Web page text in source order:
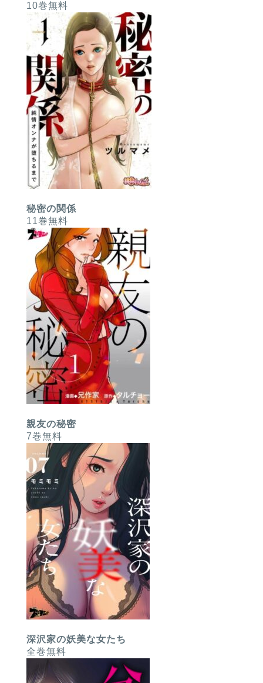
10巻無料
秘密の関係
11巻無料
親友の秘密
7巻無料
深沢家の妖美な女たち
全巻無料